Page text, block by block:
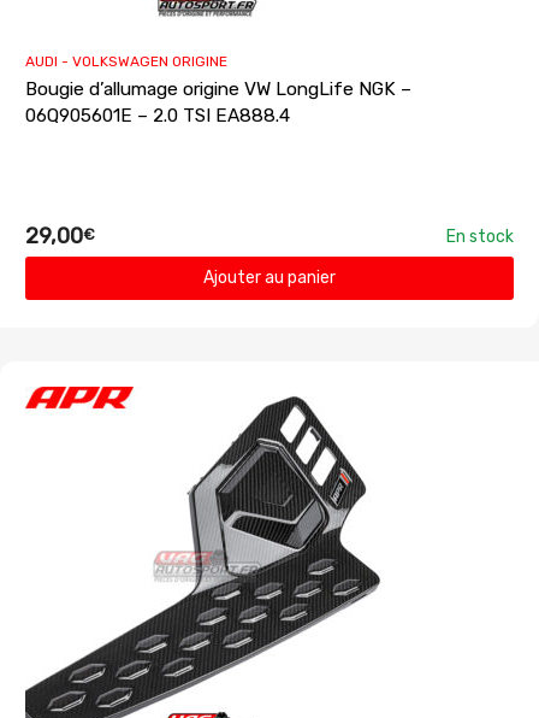
AUDI - VOLKSWAGEN ORIGINE
Bougie d’allumage origine VW LongLife NGK –
06Q905601E – 2.0 TSI EA888.4
29,00€
En stock
Ajouter au panier